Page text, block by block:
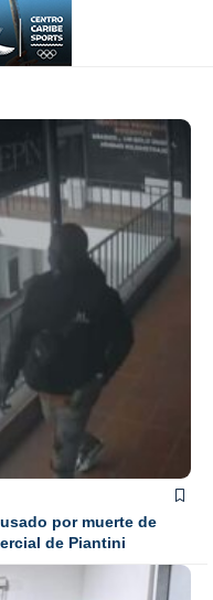
por muerte de
de Piantini